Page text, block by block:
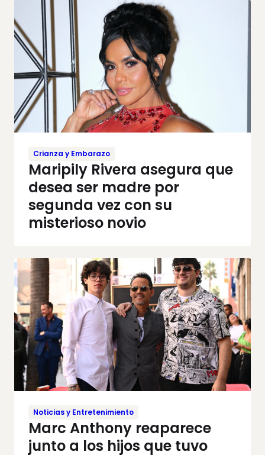
Crianza y Embarazo
Maripily Rivera asegura que
desea ser madre por
segunda vez con su
misterioso novio
Noticias y Entretenimiento
Marc Anthony reaparece
junto a los hijos que tuvo